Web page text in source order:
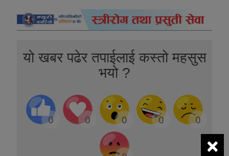
यो खबर पढेर तपाईलाई कस्तो महसुस
भयो ?
0 0 0 0 0
×